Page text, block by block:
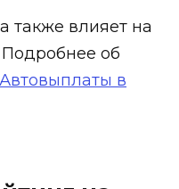
также влияет на
об
Автовыплаты в